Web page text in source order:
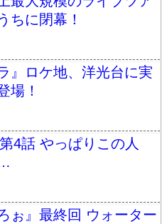
ちに閉幕！
』ロケ地、洋光台に実
場！
4話 やっぱりこの人
ぉ』最終回 ウォーター